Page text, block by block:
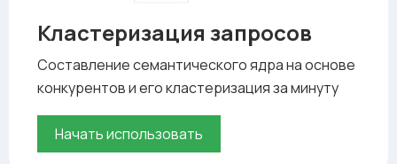
Кластеризация запросов
Составление семантического ядра на основе
конкурентов и его кластеризация за минуту
Начать использовать